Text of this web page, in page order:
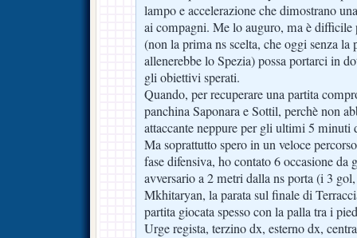
lampo e accelerazione che dimostrano
ai compagni. Me lo auguro, ma è difficile
(non la prima ns scelta, che oggi senza la
allenerebbe lo Spezia) possa portarci in
gli obiettivi sperati.
Quando, per recuperare una partita
panchina Saponara e Sottil, perchè non
attaccante neppure per gli ultimi 5 minuti
Ma soprattutto spero in un veloce
fase difensiva, ho contato 6 occasione da
avversario a 2 metri dalla ns porta (i 3
Mkhitaryan, la parata sul finale di
partita giocata spesso con la palla tra i
Urge regista, terzino dx, esterno dx,